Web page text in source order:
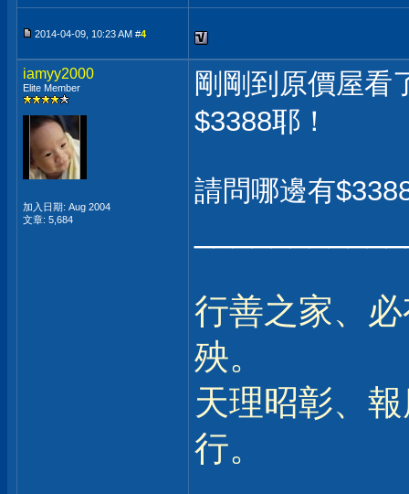
2014-04-09, 10:23 AM #4
iamyy2000
Elite Member
加入日期: Aug 2004
文章: 5,684
剛剛到原價屋看
$3388耶！
請問哪邊有
行善之家、
殃。
天理昭彰、
行。